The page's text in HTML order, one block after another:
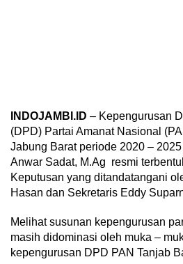
INDOJAMBI.ID – Kepengurusan
(DPD) Partai Amanat Nasional
Jabung Barat periode 2020 –
Anwar Sadat, M.Ag resmi
Keputusan yang ditandatangani
Hasan dan Sekretaris Eddy
Melihat susunan kepengurusan
masih didominasi oleh muka –
kepengurusan DPD PAN Tanjab